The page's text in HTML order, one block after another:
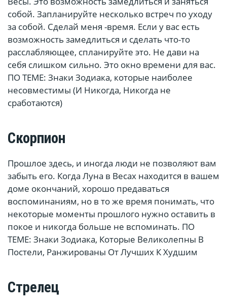
собой. Запланируйте несколько встреч по уходу
за собой. Сделай меня -время. Если у вас есть
возможность замедлиться и сделать что-то
расслабляющее, спланируйте это. Не дави на
себя слишком сильно. Это окно времени для вас.
ПО ТЕМЕ: Знаки Зодиака, которые наиболее
несовместимы (И Никогда, Никогда не
сработаются)
Скорпион
Прошлое здесь, и иногда люди не позволяют вам
забыть его. Когда Луна в Весах находится в вашем
доме окончаний, хорошо предаваться
воспоминаниям, но в то же время понимать, что
некоторые моменты прошлого нужно оставить в
покое и никогда больше не вспоминать. ПО
ТЕМЕ: Знаки Зодиака, Которые Великолепны В
Постели, Ранжированы От Лучших К Худшим
Стрелец